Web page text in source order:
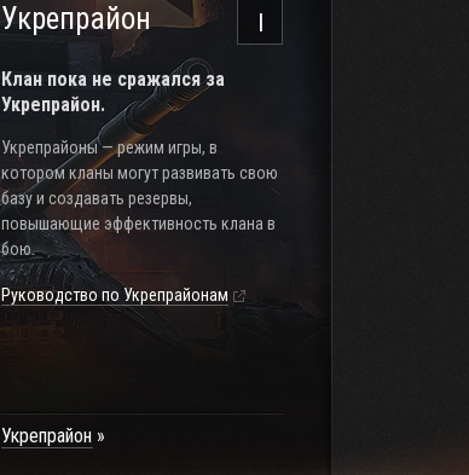
I
Укрепрайон
Клан пока не сражался за
Укрепрайон.
Укрепрайоны — режим игры, в
котором кланы могут развивать свою
базу и создавать резервы,
повышающие эффективность клана в
бою.
Руководство по Укрепрайонам
Укрепрайон